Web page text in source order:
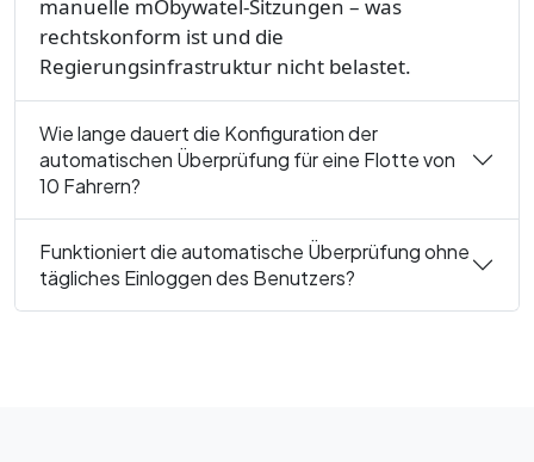
manuelle mObywatel-Sitzungen – was
rechtskonform ist und die
Regierungsinfrastruktur nicht belastet.
Wie lange dauert die Konfiguration der
automatischen Überprüfung für eine Flotte von
10 Fahrern?
Funktioniert die automatische Überprüfung ohne
tägliches Einloggen des Benutzers?